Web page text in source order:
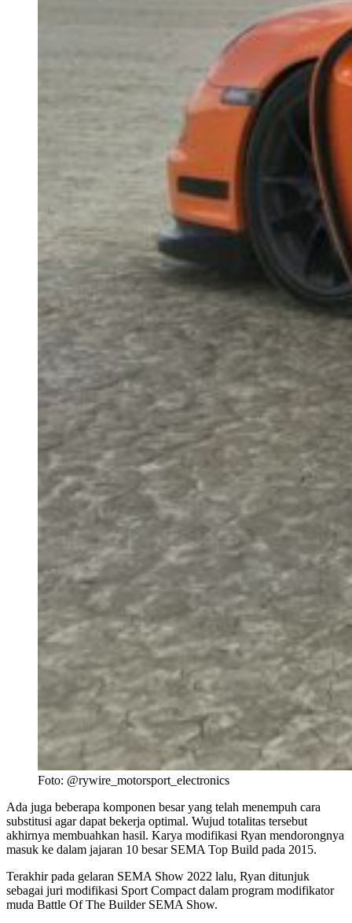
Foto: @rywire_motorsport_electronics
Ada juga beberapa komponen besar yang telah menempuh cara
substitusi agar dapat bekerja optimal. Wujud totalitas tersebut
akhirnya membuahkan hasil. Karya modifikasi Ryan mendorongnya
masuk ke dalam jajaran 10 besar SEMA Top Build pada 2015.
Terakhir pada gelaran SEMA Show 2022 lalu, Ryan ditunjuk
sebagai juri modifikasi Sport Compact dalam program modifikator
muda Battle Of The Builder SEMA Show.